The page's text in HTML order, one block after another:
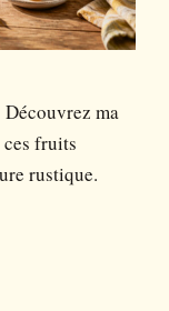
ma
fruits
rustique.